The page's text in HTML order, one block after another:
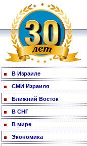
В Израиле
СМИ Израиля
Ближний Восток
В СНГ
В мире
Экономика